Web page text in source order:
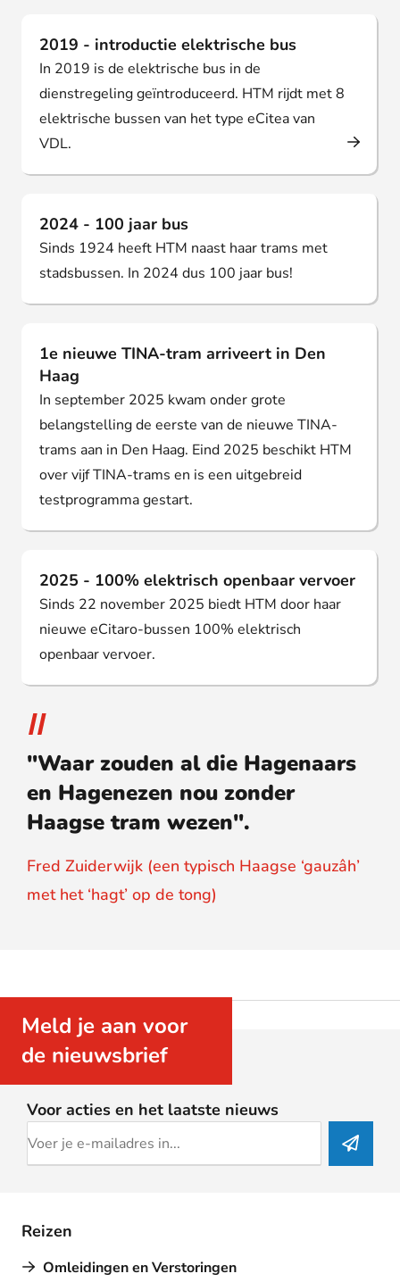
2019 - introductie elektrische bus
In 2019 is de elektrische bus in de
dienstregeling geïntroduceerd. HTM rijdt met 8
elektrische bussen van het type eCitea van
VDL.
2024 - 100 jaar bus
Sinds 1924 heeft HTM naast haar trams met
stadsbussen. In 2024 dus 100 jaar bus!
1e nieuwe TINA-tram arriveert in Den
Haag
In september 2025 kwam onder grote
belangstelling de eerste van de nieuwe TINA-
trams aan in Den Haag. Eind 2025 beschikt HTM
over vijf TINA-trams en is een uitgebreid
testprogramma gestart.
2025 - 100% elektrisch openbaar vervoer
Sinds 22 november 2025 biedt HTM door haar
nieuwe eCitaro-bussen 100% elektrisch
openbaar vervoer.
"Waar zouden al die Hagenaars
en Hagenezen nou zonder
Haagse tram wezen".
Fred Zuiderwijk (een typisch Haagse ‘gauzâh’
met het ‘hagt’ op de tong)
Meld je aan voor
de nieuwsbrief
Voor acties en het laatste nieuws
Reizen
Omleidingen en Verstoringen